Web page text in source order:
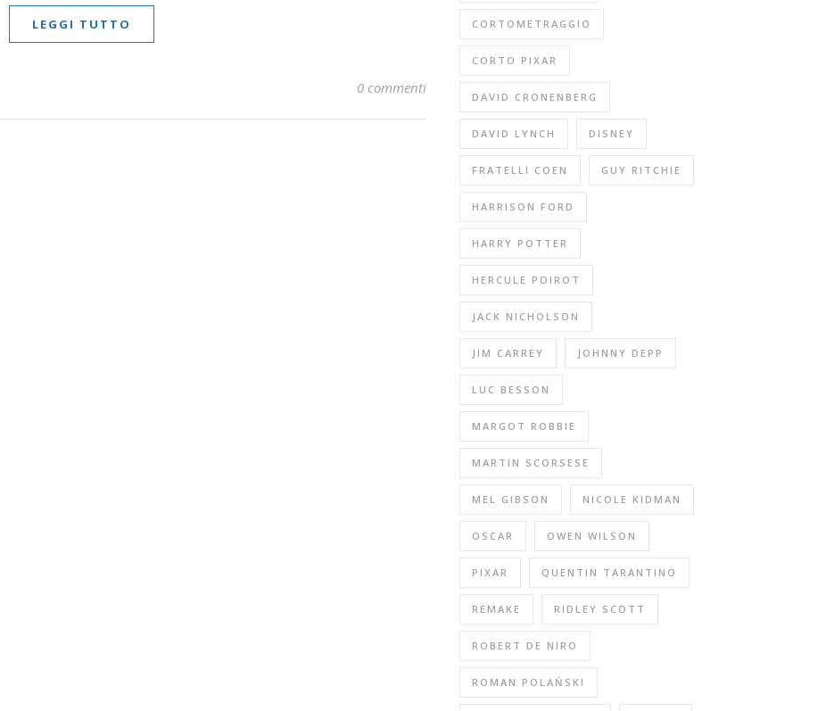
LEGGI TUTTO
0 commenti
CORTOMETRAGGIO
CORTO PIXAR
DAVID CRONENBERG
DAVID LYNCH DISNEY
FRATELLI COEN GUY RITCHIE
HARRISON FORD
HARRY POTTER
HERCULE POIROT
JACK NICHOLSON
JIM CARREY JOHNNY DEPP
LUC BESSON
MARGOT ROBBIE
MARTIN SCORSESE
MEL GIBSON NICOLE KIDMAN
OSCAR OWEN WILSON
PIXAR QUENTIN TARANTINO
REMAKE RIDLEY SCOTT
ROBERT DE NIRO
ROMAN POLAŃSKI